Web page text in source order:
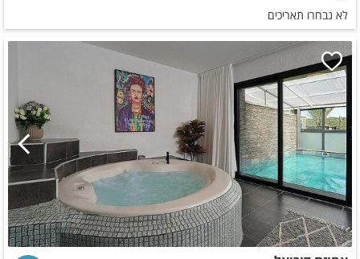
לא נבחרו תאריכים